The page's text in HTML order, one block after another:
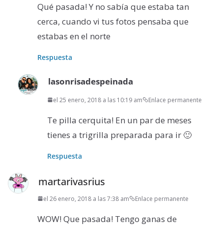
Qué pasada! Y no sabía que estaba tan
cerca, cuando vi tus fotos pensaba que
estabas en el norte
Respuesta
lasonrisadespeinada
el 25 enero, 2018 a las 10:19 am Enlace permanente
Te pilla cerquita! En un par de meses
tienes a trigrilla preparada para ir 🙂
Respuesta
martarivasrius
el 26 enero, 2018 a las 7:38 am Enlace permanente
WOW! Que pasada! Tengo ganas de